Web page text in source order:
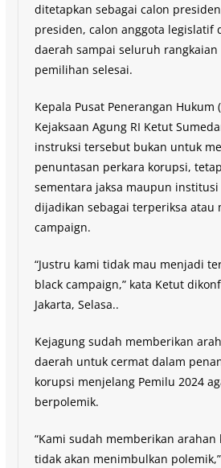
ditetapkan sebagai calon
presiden, calon anggota legislatif
daerah sampai seluruh
pemilihan selesai.
Kepala Pusat Penerangan Hukum
Kejaksaan Agung RI Ketut
instruksi tersebut bukan untuk
penuntasan perkara korupsi,
sementara jaksa maupun institusi
dijadikan sebagai terperiksa atau
campaign.
“Justru kami tidak mau menjadi
black campaign,” kata Ketut
Jakarta, Selasa..
Kejagung sudah memberikan
daerah untuk cermat dalam
korupsi menjelang Pemilu 2024
berpolemik.
“Kami sudah memberikan arahan
tidak akan menimbulkan